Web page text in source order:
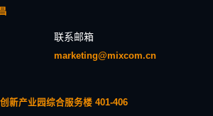
联系邮箱
marketing@mixcom.cn
新产业园综合服务楼 401-406